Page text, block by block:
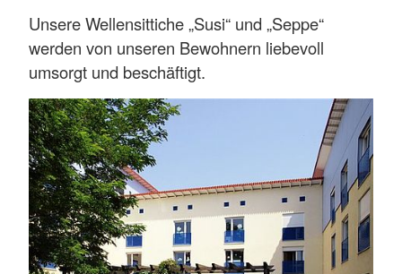
Unsere Wellensittiche „Susi“ und „Seppe“
werden von unseren Bewohnern liebevoll
umsorgt und beschäftigt.